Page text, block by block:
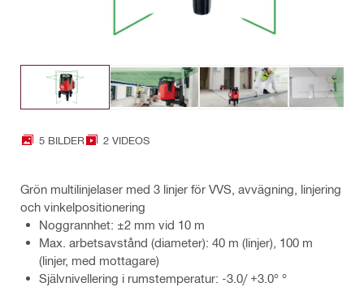
5 BILDER 2 VIDEOS
Grön multilinjelaser med 3 linjer för VVS, avvägning, linjering
och vinkelpositionering
Noggrannhet: ±2 mm vid 10 m
Max. arbetsavstånd (diameter): 40 m (linjer), 100 m
(linjer, med mottagare)
Självnivellering i rumstemperatur: -3.0/ +3.0° °